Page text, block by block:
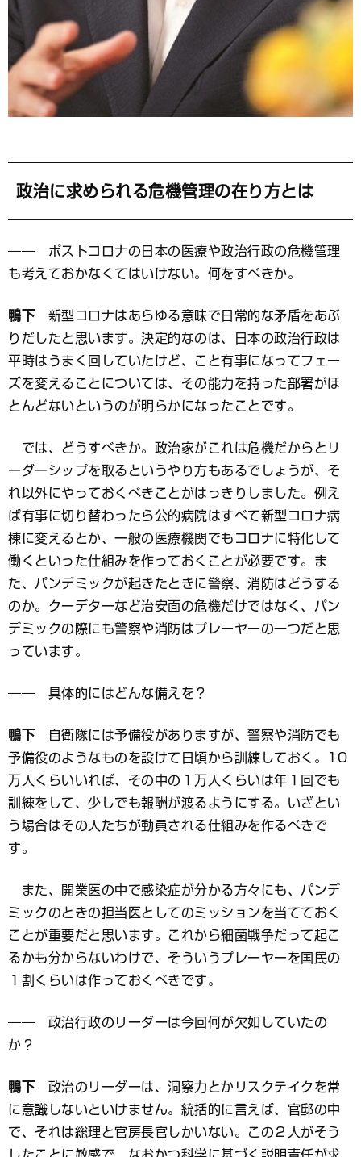
政治に求められる危機管理の在り方とは
―― ポストコロナの日本の医療や政治行政の危機管理
も考えておかなくてはいけない。何をすべきか。
鴨下 新型コロナはあらゆる意味で日常的な矛盾をあぶ
りだしたと思います。決定的なのは、日本の政治行政は
平時はうまく回していたけど、こと有事になってフェー
ズを変えることについては、その能力を持った部署がほ
とんどないというのが明らかになったことです。
では、どうすべきか。政治家がこれは危機だからとリ
ーダーシップを取るというやり方もあるでしょうが、そ
れ以外にやっておくべきことがはっきりしました。例え
ば有事に切り替わったら公的病院はすべて新型コロナ病
棟に変えるとか、一般の医療機関でもコロナに特化して
働くといった仕組みを作っておくことが必要です。ま
た、パンデミックが起きたときに警察、消防はどうする
のか。クーデターなど治安面の危機だけではなく、パン
デミックの際にも警察や消防はプレーヤーの一つだと思
っています。
―― 具体的にはどんな備えを？
鴨下 自衛隊には予備役がありますが、警察や消防でも
予備役のようなものを設けて日頃から訓練しておく。10
万人くらいいれば、その中の１万人くらいは年１回でも
訓練をして、少しでも報酬が渡るようにする。いざとい
う場合はその人たちが動員される仕組みを作るべきで
す。
また、開業医の中で感染症が分かる方々にも、パンデ
ミックのときの担当医としてのミッションを当てておく
ことが重要だと思います。これから細菌戦争だって起こ
るかも分からないわけで、そういうプレーヤーを国民の
１割くらいは作っておくべきです。
―― 政治行政のリーダーは今回何が欠如していたの
か？
鴨下 政治のリーダーは、洞察力とかリスクテイクを常
に意識しないといけません。統括的に言えば、官邸の中
で、それは総理と官房長官しかいない。この２人がそう